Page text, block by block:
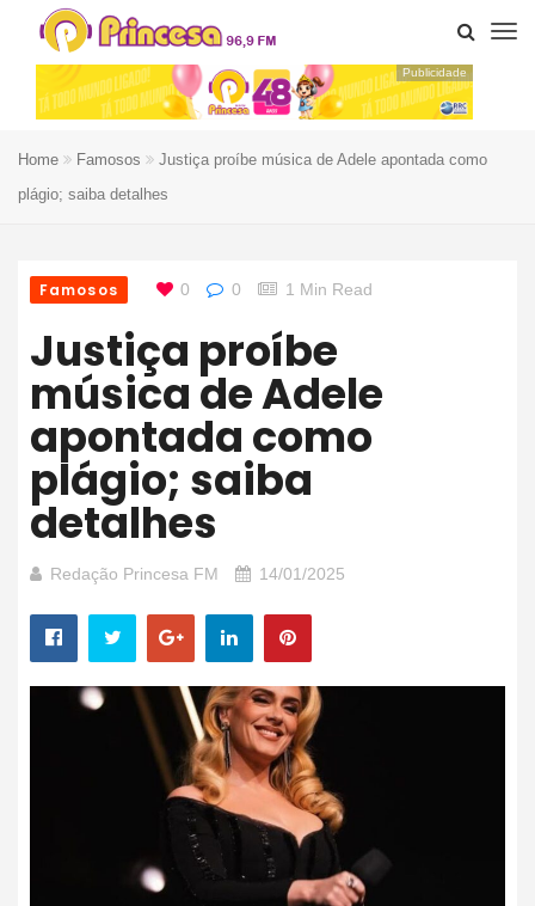
Publicidade
Home Famosos
Justiça proíbe música de Adele apontada como
plágio; saiba detalhes
Famosos 0 0 1 Min Read
Justiça proíbe
música de Adele
apontada como
plágio; saiba
detalhes
Redação Princesa FM 14/01/2025